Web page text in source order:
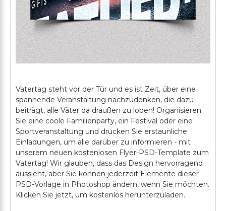
Vatertag steht vor der Tür und es ist Zeit, über eine
spannende Veranstaltung nachzudenken, die dazu
beiträgt, alle Väter da draußen zu loben! Organisieren
Sie eine coole Familienparty, ein Festival oder eine
Sportveranstaltung und drucken Sie erstaunliche
Einladungen, um alle darüber zu informieren - mit
unserem neuen kostenlosen Flyer-PSD-Template zum
Vatertag! Wir glauben, dass das Design hervorragend
aussieht, aber Sie können jederzeit Elemente dieser
PSD-Vorlage in Photoshop ändern, wenn Sie möchten.
Klicken Sie jetzt, um kostenlos herunterzuladen.